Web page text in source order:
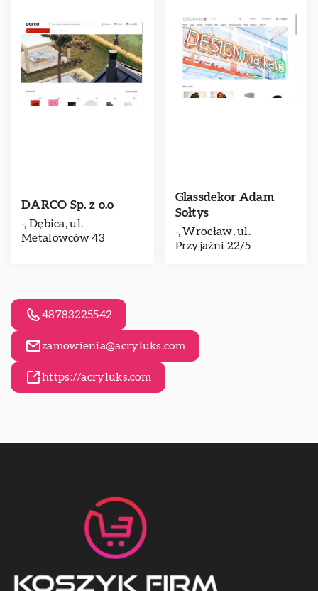
DARCO Sp. z o.o
-, Dębica, ul.
Metalowców 43
Glassdekor Adam
Sołtys
-, Wrocław, ul.
Przyjaźni 22/5
48783225542
zamowienia@acryluks.com
https://acryluks.com